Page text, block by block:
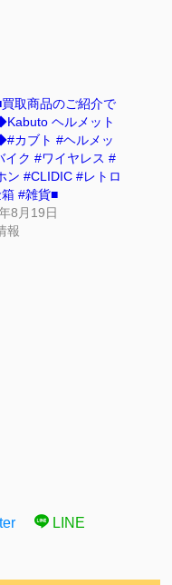
取商品のご紹介で
ヘルメット
カブト #ヘルメッ
イク #ワイヤレス #
ン #CLIDIC #レトロ
#雑貨■
8月19日
報
LINE